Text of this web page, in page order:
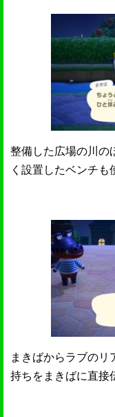
整備した広場の川の
く設置したベンチも
まきばからラブのリ
持ちをまきばに直接